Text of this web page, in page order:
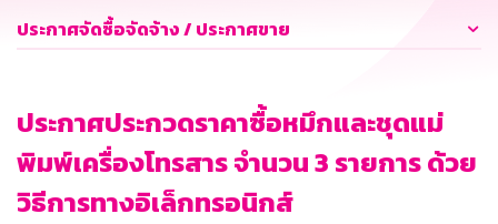
ประกาศจัดซื้อจัดจ้าง / ประกาศขาย
ประกาศประกวดราคาซื้อหมึกและชุดแม่
พิมพ์เครื่องโทรสาร จำนวน 3 รายการ ด้วย
วิธีการทางอิเล็กทรอนิกส์